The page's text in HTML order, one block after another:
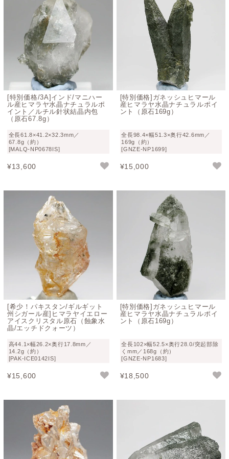
[特別価格/3A]インド/マニハー
ル産ヒマラヤ水晶ナチュラルポ
イント／ルチル針状結晶内包
（原石67.8g）
全長61.8×41.2×32.3mm／
67.8g（約）
[MALQ-NP0678IS]
¥13,600
[特別価格]ガネッシュヒマール
産ヒマラヤ水晶ナチュラルポイ
ント（原石169g）
全長98.4×幅51.3×奥行42.6mm／
169g（約）
[GNZE-NP1699]
¥15,000
[希少！パキスタン/ギルギット
州シガール産]ヒマラヤイエロー
アイスクリスタル原石（蝕象水
晶/エッチドクォーツ）
高44.1×幅26.2×奥行17.8mm／
14.2g（約）
[PAK-ICE0142IS]
¥15,600
[特別価格]ガネッシュヒマール
産ヒマラヤ水晶ナチュラルポイ
ント（原石169g）
全長102×幅52.5×奥行28.0/突起部除
くmm／168g（約）
[GNZE-NP1683]
¥18,500